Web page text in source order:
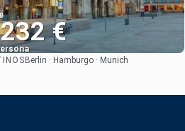
€
Berlin · Hamburgo · Munich